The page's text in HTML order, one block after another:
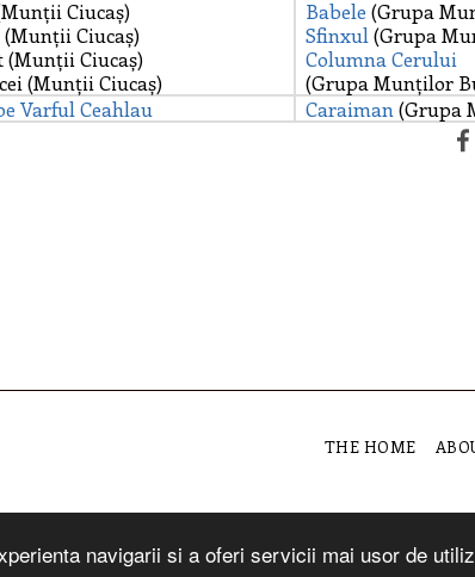
navigarii si a oferi servicii mai usor de
Ciucaș)
(Munții Ciucaș)
Ciucaș)
(Munții Ciucaș)
Babele (Grupa
Sfinxul (Grupa
Columna Cerului
(Grupa Munților
Varful Ceahlau Caraiman (Grupa
THE HOME